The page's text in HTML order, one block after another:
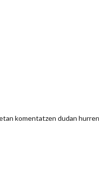
komentatzen dudan